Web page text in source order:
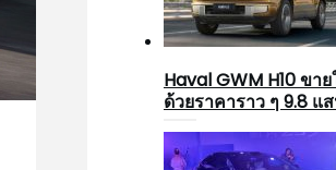
Haval GWM H10 ขา
ด้วยราคาราว ๆ 9.8 แ